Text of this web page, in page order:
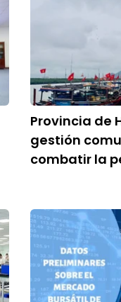
Provincia de
gestión
combatir la